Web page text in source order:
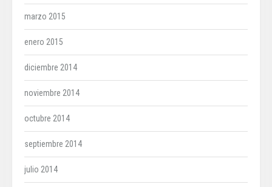
marzo 2015
enero 2015
diciembre 2014
noviembre 2014
octubre 2014
septiembre 2014
julio 2014